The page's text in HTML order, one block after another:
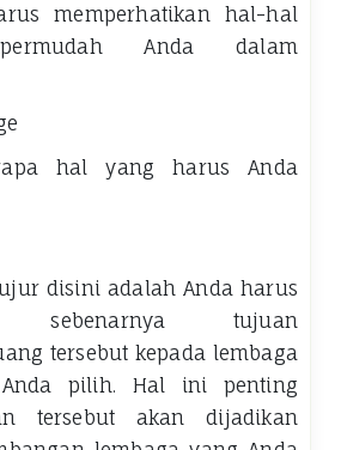
memperhatikan hal-hal
Anda dalam
hal yang harus Anda
disini adalah Anda harus
sebenarnya tujuan
tersebut kepada lembaga
pilih. Hal ini penting
tersebut akan dijadikan